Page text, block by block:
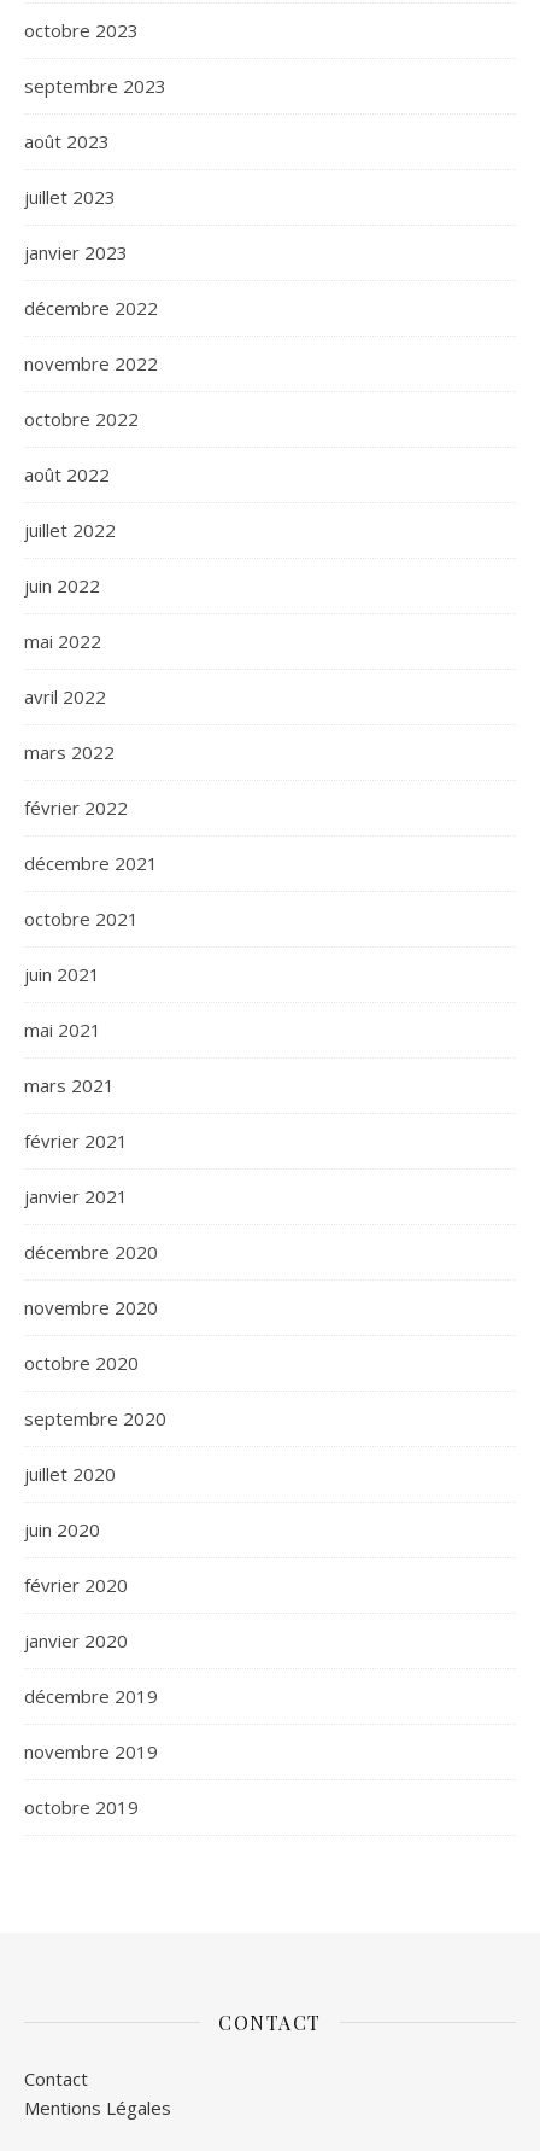
octobre 2023
septembre 2023
août 2023
juillet 2023
janvier 2023
décembre 2022
novembre 2022
octobre 2022
août 2022
juillet 2022
juin 2022
mai 2022
avril 2022
mars 2022
février 2022
décembre 2021
octobre 2021
juin 2021
mai 2021
mars 2021
février 2021
janvier 2021
décembre 2020
novembre 2020
octobre 2020
septembre 2020
juillet 2020
juin 2020
février 2020
janvier 2020
décembre 2019
novembre 2019
octobre 2019
CONTACT
Contact
Mentions Légales